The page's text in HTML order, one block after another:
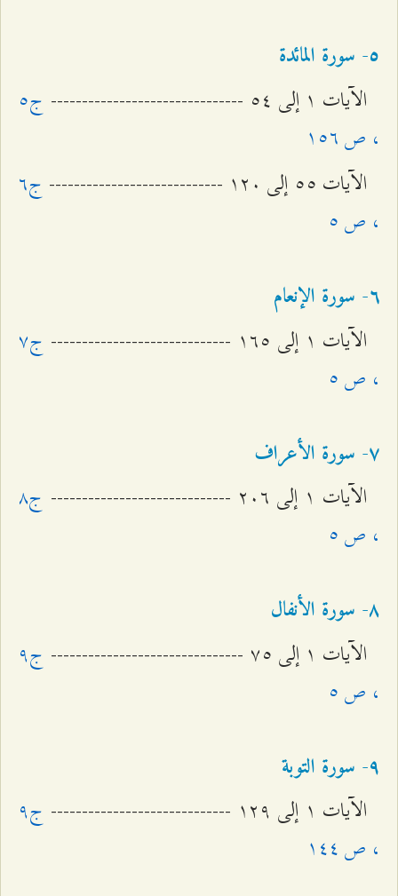
٥- سورة المائدة
الآيات ۱ إلى ٥٤ -------------------------------
ج٥
، ص ۱٥٦
الآيات ٥٥ إلى ۱٢۰ ----------------------------
ج٦
، ص ٥
٦- سورة الإنعام
الآيات ۱ إلى ۱٦٥ -----------------------------
ج۷
، ص ٥
۷- سورة الأعراف
الآيات ۱ إلى ٢۰٦ -----------------------------
ج۸
، ص ٥
۸- سورة الأنفال
الآيات ۱ إلى ۷٥ -------------------------------
ج٩
، ص ٥
٩- سورة التوبة
الآيات ۱ إلى ۱٢٩ -----------------------------
ج٩
، ص ۱٤٤